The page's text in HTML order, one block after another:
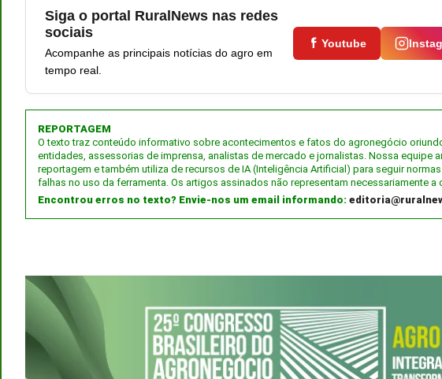
Siga o portal RuralNews nas redes
sociais
Acompanhe as principais notícias do agro em
tempo real.
Youtube
REPORTAGEM
O texto traz conteúdo informativo sobre acontecimentos e fatos do agronegócio
entidades, assessorias de imprensa, analistas de mercado e jornalistas. Nossa equipe
reportagem e também utiliza de recursos de IA (Inteligência Artificial) para seguir
falhas no uso da ferramenta. Os artigos assinados não representam necessariamente a
Encontrou erros no texto? Envie-nos um email informando: